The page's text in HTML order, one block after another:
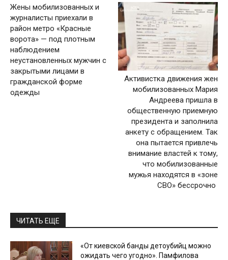
Жены мобилизованных и
журналисты приехали в
район метро «Красные
ворота» — под плотным
наблюдением
неустановленных мужчин с
закрытыми лицами в
гражданской форме
одежды
Активистка движения жен
мобилизованных Мария
Андреева пришла в
общественную приемную
президента и заполнила
анкету с обращением. Так
она пытается привлечь
внимание властей к тому,
что мобилизованные
мужья находятся в «зоне
СВО» бессрочно
ЧИТАТЬ ЕЩЕ
«От киевской банды детоубийц можно
ожидать чего угодно». Памфилова